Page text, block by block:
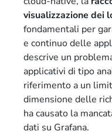
visualizzazione dei
fondamentali per
e continuo delle
descrive un
applicativi di tipo
riferimento a un
dimensione delle
ha causato la
dati su Grafana.